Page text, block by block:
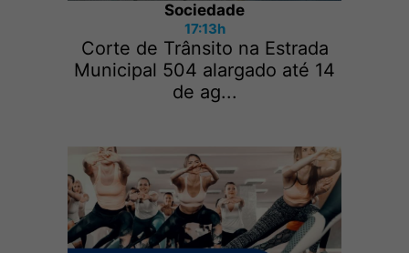
Sociedade
17:13h
Corte de Trânsito na Estrada
Municipal 504 alargado até 14
de ag...